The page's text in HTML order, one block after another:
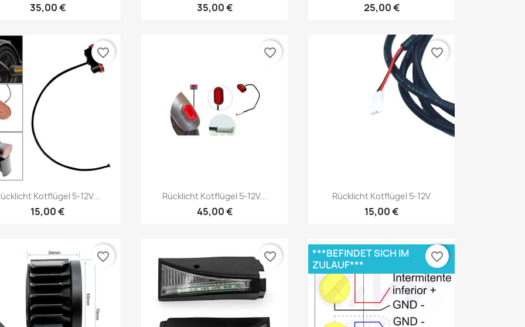
35,00 € 35,00 € 25,00 €
Vorschau
Kotflügel 5-12V...
15,00 €
favorite_border
Vorschau
Rücklicht Kotflügel 5-12V...
45,00 €
favorite_border
Vorschau
Rücklicht Kotflügel 5-12V
15,00 €
favorite_border
favorite_border favorite_border
***BEFINDET SICH IM
ZULAUF***
favorite_border